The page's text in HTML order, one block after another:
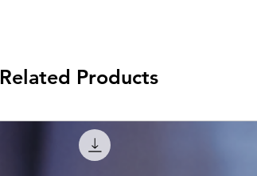
Related Products